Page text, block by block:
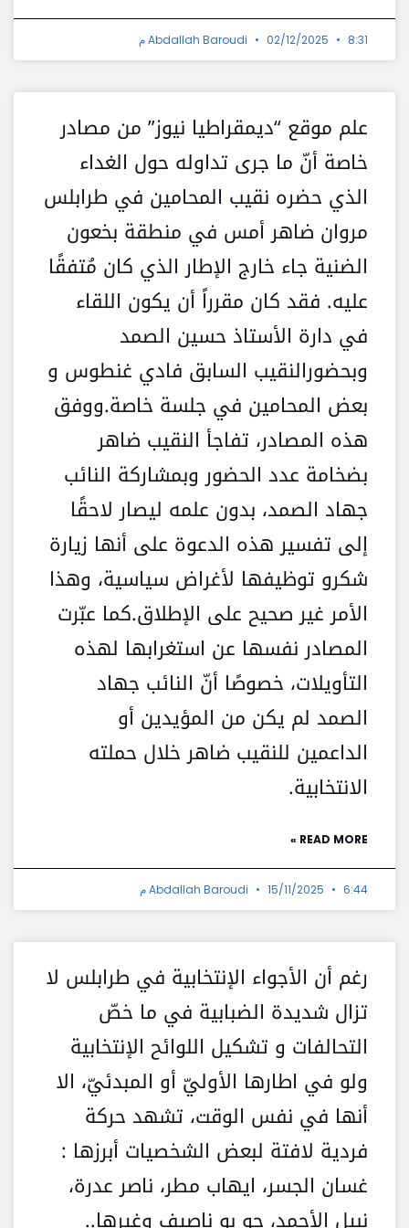
Abdallah Baroudi 02/12/2025 8:31 م
علم موقع “ديمقراطيا نيوز” من مصادر
خاصة أنّ ما جرى تداوله حول الغداء
الذي حضره نقيب المحامين في طرابلس
مروان ضاهر أمس في منطقة بخعون
الضنية جاء خارج الإطار الذي كان مُتفقًا
عليه. فقد كان مقرراً أن يكون اللقاء
في دارة الأستاذ حسين الصمد
وبحضورالنقيب السابق فادي غنطوس و
بعض المحامين في جلسة خاصة.ووفق
هذه المصادر، تفاجأ النقيب ضاهر
بضخامة عدد الحضور وبمشاركة النائب
جهاد الصمد، بدون علمه ليصار لاحقًا
إلى تفسير هذه الدعوة على أنها زيارة
شكرو توظيفها لأغراض سياسية، وهذا
الأمر غير صحيح على الإطلاق.كما عبّرت
المصادر نفسها عن استغرابها لهذه
التأويلات، خصوصًا أنّ النائب جهاد
الصمد لم يكن من المؤيدين أو
الداعمين للنقيب ضاهر خلال حملته
الانتخابية.
READ MORE »
Abdallah Baroudi 15/11/2025 6:44 م
رغم أن الأجواء الإنتخابية في طرابلس لا
تزال شديدة الضبابية في ما خصّ
التحالفات و تشكيل اللوائح الإنتخابية
ولو في اطارها الأوليّ أو المبدئيّ، الا
أنها في نفس الوقت، تشهد حركة
فردية لافتة لبعض الشخصيات أبرزها :
غسان الجسر، ايهاب مطر، ناصر عدرة،